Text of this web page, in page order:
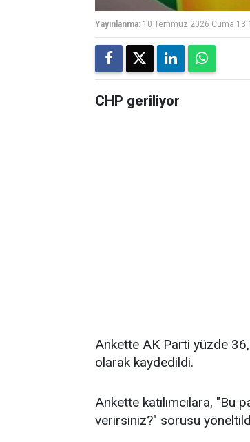
Yayınlanma: 10 Temmuz 2026 Cuma
CHP geriliyor
Ankette AK Parti yüzde
olarak kaydedildi.
Ankette katılımcılara,
verirsiniz?" sorusu